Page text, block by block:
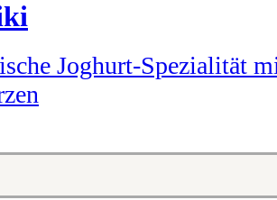
Joghurt-Spezialität